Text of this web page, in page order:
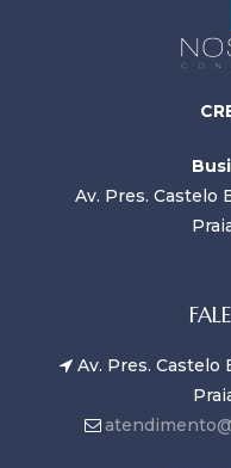
Av. Pres. Castelo
Av. Pres. Castelo